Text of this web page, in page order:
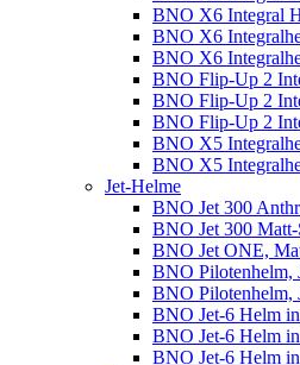
BNO X6 Integral
BNO X6
BNO X6
BNO Flip-Up 2
BNO Flip-Up 2
BNO Flip-Up 2
BNO X5
BNO X5
Jet-Helme
BNO Jet 300
BNO Jet 300
BNO Jet ONE,
BNO Pilotenhelm,
BNO Pilotenhelm,
BNO Jet-6 Helm
BNO Jet-6 Helm
BNO Jet-6 Helm